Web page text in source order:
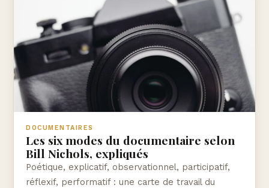
DOCUMENTAIRES
Les six modes du documentaire selon
Bill Nichols, expliqués
Poétique, explicatif, observationnel, participatif,
réflexif, performatif : une carte de travail du